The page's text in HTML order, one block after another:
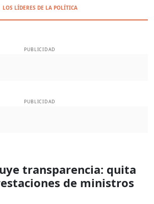
LOS LÍDERES DE LA POLÍTICA
PUBLICIDAD
PUBLICIDAD
transparencia: quita
de ministros